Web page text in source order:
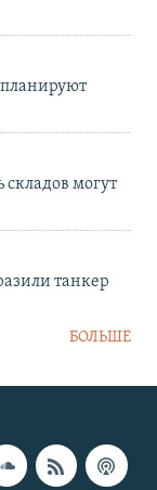
планируют
могут
танкер
БОЛЬШЕ